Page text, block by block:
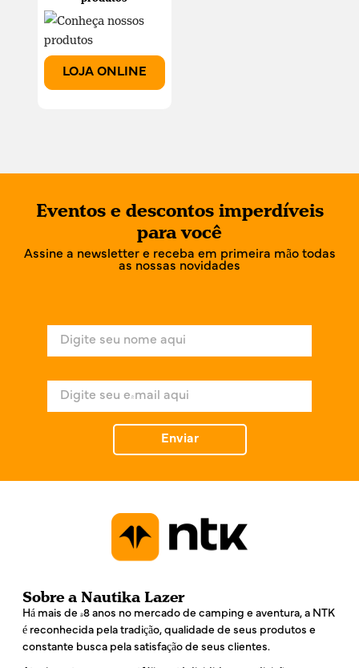
LOJA ONLINE
Eventos e descontos imperdíveis
para você
Assine a newsletter e receba em primeira mão todas
as nossas novidades
e
*
Enviar
Sobre a Nautika Lazer
Há mais de 48 anos no mercado de camping e aventura, a NTK
é reconhecida pela tradição, qualidade de seus produtos e
constante busca pela satisfação de seus clientes.